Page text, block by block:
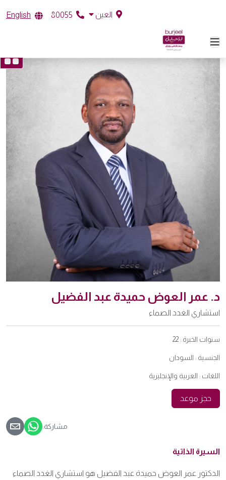
العين English
د. عمر العوض حميدة عبد الفضيل
استشاري الغدد الصماء
سنوات الخبرة : 22
الجنسية : السودان
اللغات : العربية والإنجليزية
حجز موعد
مشاركة:
السيرة الذاتية
الدكتور عمر العوض حميدة عبد الفضيل هو استشاري الغدد الصماء